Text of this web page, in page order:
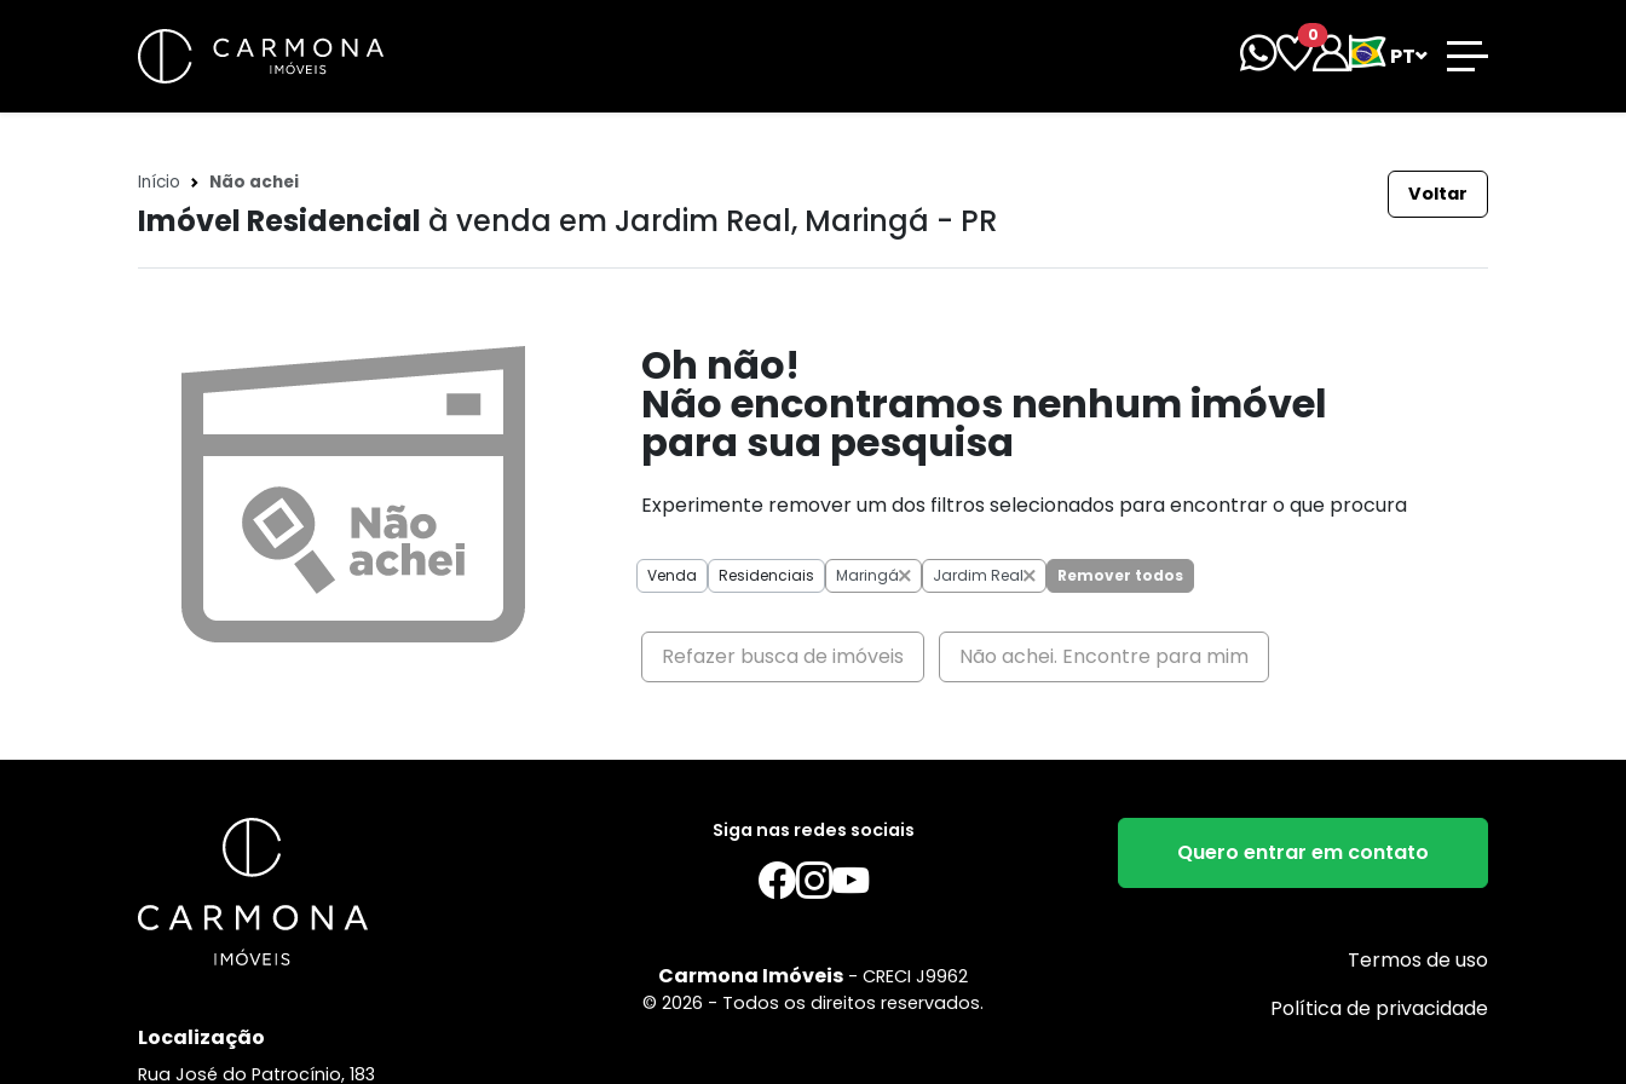
0
PT
Início Não achei
Imóvel Residencial à venda em Jardim Real, Maringá - PR
Voltar
Venda Residenciais Maringá Jardim Real Remover todos
Oh não!
Não encontramos nenhum imóvel
para sua pesquisa
Experimente remover um dos filtros selecionados para encontrar o que procura
Refazer busca de imóveis Não achei. Encontre para mim
Localização
Rua José do Patrocínio, 183
Siga nas redes sociais
Carmona Imóveis - CRECI J9962
© 2026 - Todos os direitos reservados.
Quero entrar em contato
Termos de uso
Política de privacidade